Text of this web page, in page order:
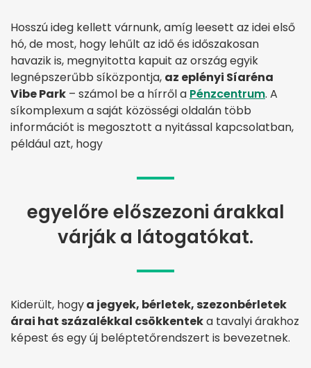
Hosszú ideg kellett várnunk, amíg leesett az idei első
hó, de most, hogy lehűlt az idő és időszakosan
havazik is, megnyitotta kapuit az ország egyik
legnépszerűbb síközpontja, az eplényi Síaréna
Vibe Park – számol be a hírről a Pénzcentrum. A
síkomplexum a saját közösségi oldalán több
információt is megosztott a nyitással kapcsolatban,
például azt, hogy
egyelőre előszezoni árakkal
várják a látogatókat.
Kiderült, hogya jegyek, bérletek, szezonbérletek
árai hat százalékkal csökkenteka tavalyi árakhoz
képest és egy új beléptetőrendszert is bevezetnek.